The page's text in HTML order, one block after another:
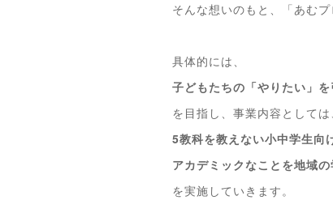
そんな想いのもと、「あむ
具体的には、
子どもたちの「やりたい」
を目指し、事業内容としては
5教科を教えない小中学生向
アカデミックなことを地域
を実施していきます。